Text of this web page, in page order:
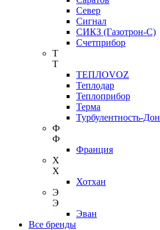
Север
Сигнал
СИКЗ (Газотрон-С)
Счетприбор
Т
Т
ТЕПЛОVOZ
Теплодар
Теплоприбор
Терма
Турбулентность-Дон
Ф
Ф
Франция
Х
Х
Хотхан
Э
Э
Эван
Все бренды